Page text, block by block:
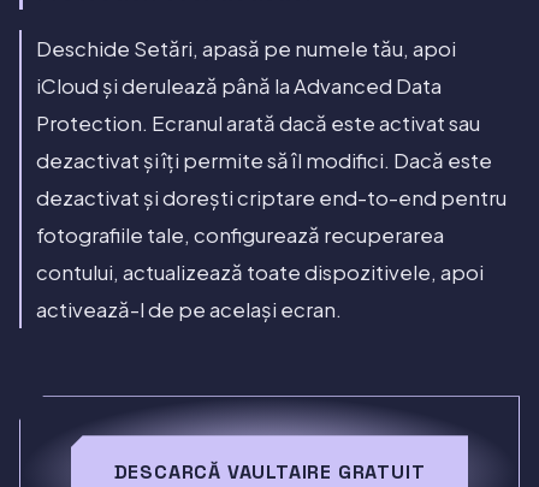
Deschide Setări, apasă pe numele tău, apoi
iCloud și derulează până la Advanced Data
Protection. Ecranul arată dacă este activat sau
dezactivat și îți permite să îl modifici. Dacă este
dezactivat și dorești criptare end-to-end pentru
fotografiile tale, configurează recuperarea
contului, actualizează toate dispozitivele, apoi
activează-l de pe același ecran.
DESCARCĂ VAULTAIRE GRATUIT